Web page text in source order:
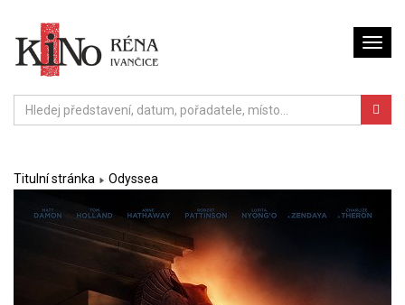
Titulní stránka Odyssea